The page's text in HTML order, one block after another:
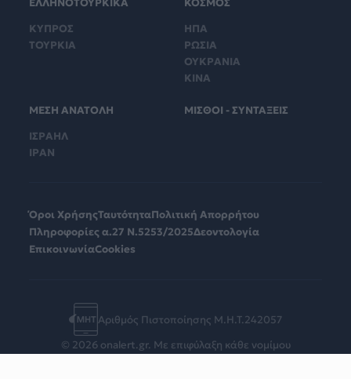
ΕΛΛΗΝΟΤΟΥΡΚΙΚΑ
ΚΥΠΡΟΣ
ΤΟΥΡΚΙΑ
ΚΟΣΜΟΣ
ΗΠΑ
ΡΩΣΙΑ
ΟΥΚΡΑΝΙΑ
ΚΙΝΑ
ΜΕΣΗ ΑΝΑΤΟΛΗ
ΙΣΡΑΗΛ
ΙΡΑΝ
ΜΙΣΘΟΙ - ΣΥΝΤΑΞΕΙΣ
Όροι ΧρήσηςΤαυτότηταΠολιτική Απορρήτου
Πληροφορίες α.27 Ν.5253/2025Δεοντολογία
ΕπικοινωνίαCookies
Αριθμός Πιστοποίησης Μ.Η.Τ.242057
© 2026 onalert.gr. Με επιφύλαξη κάθε νομίμου